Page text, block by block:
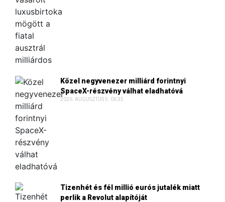
Közel negyvenezer milliárd forintnyi
SpaceX-részvény válhat eladhatóvá
2026. AUGUSZTUS 5. 06:35
Tizenhét és fél millió eurós jutalék miatt
perlik a Revolut alapítóját